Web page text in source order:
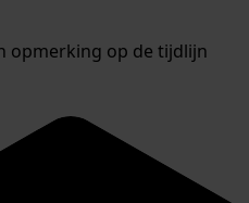
opmerking op de tijdlijn